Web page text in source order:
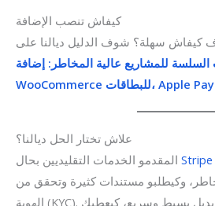
كيفاش تنصب الإضافة
للمشاريع عالية المخاطر: إضافة
علاش تختار الحل ديالنا؟
Stripe
وكيطلبو مستندات كثيرة وتحقق من
الهوية (KYC). أما الإضافة ديالنا فهي بديل بسيط وسريع، كيعطيك